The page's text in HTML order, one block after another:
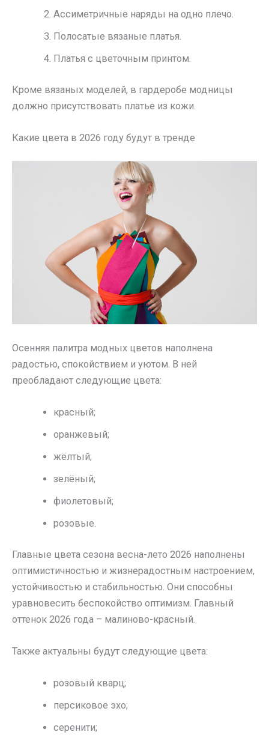
Ассиметричные наряды на одно плечо.
Полосатые вязаные платья.
Платья с цветочным принтом.
Кроме вязаных моделей, в гардеробе модницы
должно присутствовать платье из кожи.
Какие цвета в 2026 году будут в тренде
Осенняя палитра модных цветов наполнена
радостью, спокойствием и уютом. В ней
преобладают следующие цвета:
красный;
оранжевый;
жёлтый;
зелёный;
фиолетовый;
розовые.
Главные цвета сезона весна-лето 2026 наполнены
оптимистичностью и жизнерадостным настроением,
устойчивостью и стабильностью. Они способны
уравновесить беспокойство оптимизм. Главный
оттенок 2026 года – малиново-красный.
Также актуальны будут следующие цвета:
розовый кварц;
персиковое эхо;
серенити;